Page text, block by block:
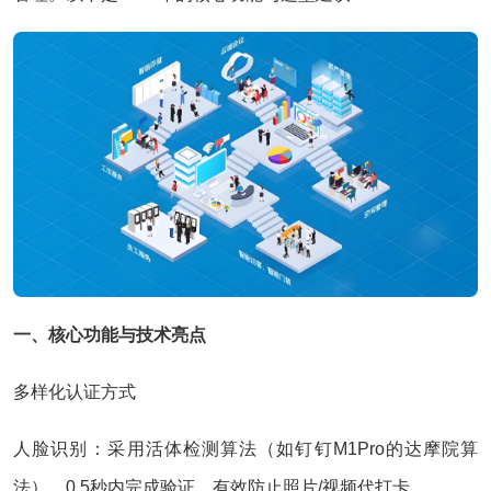
一、核心功能与技术亮点‌
多样化认证方式‌
人脸识别‌：采用活体检测算法（如钉钉M1Pro的达摩院算
法），0.5秒内完成验证，有效防止照片/视频代打卡‌。